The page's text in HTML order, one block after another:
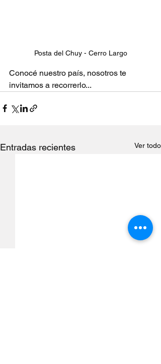
Posta del Chuy - Cerro Largo
Conocé nuestro país, nosotros te
invitamos a recorrerlo...
Entradas recientes Ver todo